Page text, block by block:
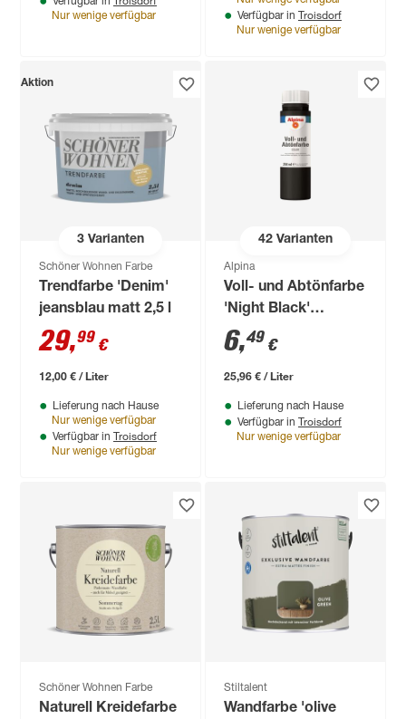
Nur wenige verfügbar
Verfügbar in Troisdorf
Nur wenige verfügbar
3Varianten
Aktion
Schöner Wohnen Farbe
Trendfarbe 'Denim'
jeansblau matt 2,5 l
29,99 €
12,00 € / Liter
Lieferung nach Hause
Nur wenige verfügbar
Verfügbar in Troisdorf
Nur wenige verfügbar
42Varianten
Alpina
Voll- und Abtönfarbe
'Night Black'
schwarz 250 ml
6,49 €
25,96 € / Liter
Lieferung nach Hause
Verfügbar in Troisdorf
Nur wenige verfügbar
Schöner Wohnen Farbe
Naturell Kreidefarbe
Stiltalent
Wandfarbe 'olive